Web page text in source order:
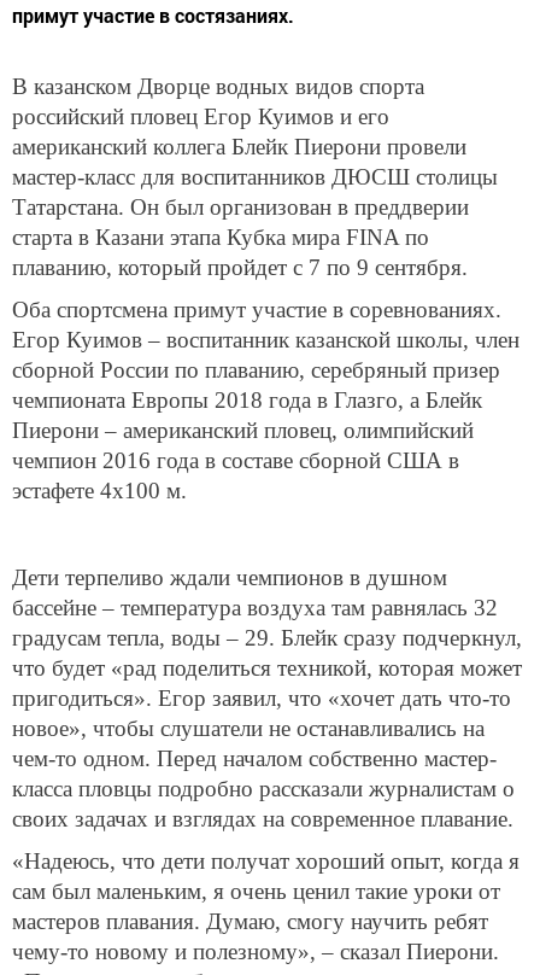
примут участие в состязаниях.
В казанском Дворце водных видов спорта
российский пловец Егор Куимов и его
американский коллега Блейк Пиерони провели
мастер-класс для воспитанников ДЮСШ столицы
Татарстана. Он был организован в преддверии
старта в Казани этапа Кубка мира FINA по
плаванию, который пройдет с 7 по 9 сентября.
Оба спортсмена примут участие в соревнованиях.
Егор Куимов – воспитанник казанской школы, член
сборной России по плаванию, серебряный призер
чемпионата Европы 2018 года в Глазго, а Блейк
Пиерони – американский пловец, олимпийский
чемпион 2016 года в составе сборной США в
эстафете 4х100 м.
Дети терпеливо ждали чемпионов в душном
бассейне – температура воздуха там равнялась 32
градусам тепла, воды – 29. Блейк сразу подчеркнул,